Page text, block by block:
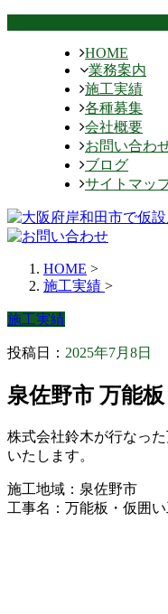
HOME
業務案内
施工実績
各種募集
会社概要
お問い合わ
ブログ
サイトマッ
HOME >
施工実績 >
施工実績
投稿日： 2025年7月8日
泉佐野市 万能
株式会社鈴木が行なっ
いたします。
施工地域：泉佐野市
工事名：万能板・仮囲